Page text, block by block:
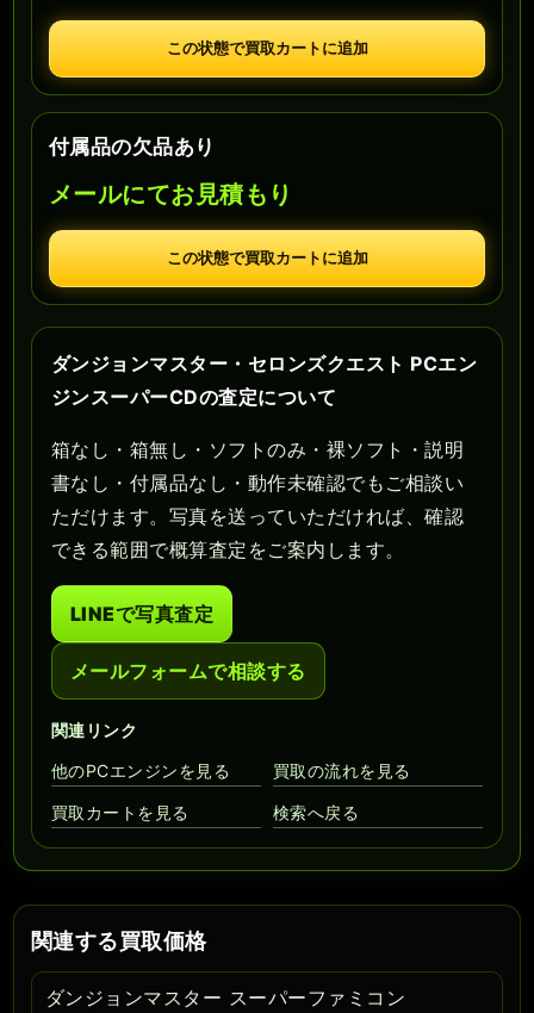
この状態で買取カートに追加
付属品の欠品あり
メールにてお見積もり
この状態で買取カートに追加
ダンジョンマスター・セロンズクエスト PCエン
ジンスーパーCDの査定について
箱なし・箱無し・ソフトのみ・裸ソフト・説明
書なし・付属品なし・動作未確認でもご相談い
ただけます。写真を送っていただければ、確認
できる範囲で概算査定をご案内します。
LINEで写真査定
メールフォームで相談する
関連リンク
他のPCエンジンを見る
買取の流れを見る
買取カートを見る 検索へ戻る
関連する買取価格
ダンジョンマスター スーパーファミコン